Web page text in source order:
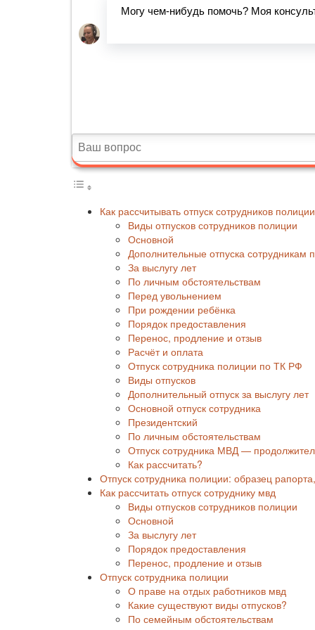
Как рассчитывать отпуск сотрудников полиции
Виды отпусков сотрудников полиции
Основной
Дополнительные отпуска сотрудникам
За выслугу лет
По личным обстоятельствам
Перед увольнением
При рождении ребёнка
Порядок предоставления
Перенос, продление и отзыв
Расчёт и оплата
Отпуск сотрудника полиции по ТК РФ
Виды отпусков
Дополнительный отпуск за выслугу лет
Основной отпуск сотрудника
Президентский
По личным обстоятельствам
Отпуск сотрудника МВД —
Как рассчитать?
​​Отпуск сотрудника полиции: образец
Как рассчитать отпуск сотруднику мвд
Виды отпусков сотрудников полиции
Основной
За выслугу лет
Порядок предоставления
Перенос, продление и отзыв
Отпуск сотрудника полиции
О праве на отдых работников мвд
Какие существуют виды отпусков?
По семейным обстоятельствам